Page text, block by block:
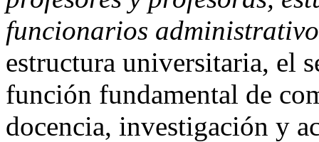
funcionarios
estructura universitaria, el
función fundamental de
docencia, investigación y